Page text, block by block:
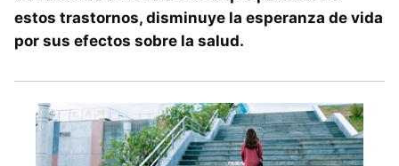
estos trastornos, disminuye la esperanza de vida
por sus efectos sobre la salud.